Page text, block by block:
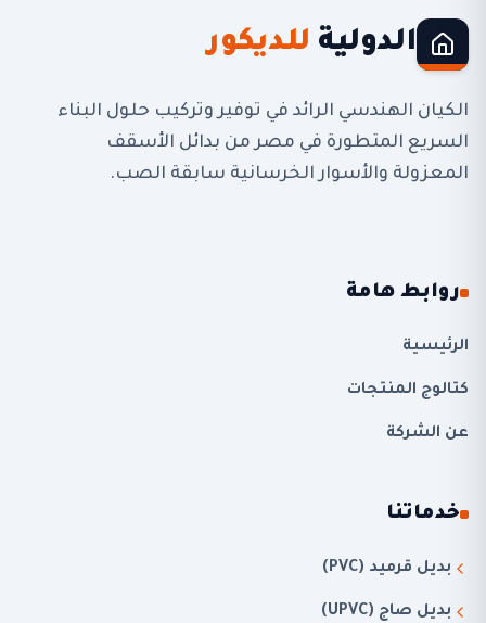
الدولية للديكور
الكيان الهندسي الرائد في توفير وتركيب حلول البناء
السريع المتطورة في مصر من بدائل الأسقف
المعزولة والأسوار الخرسانية سابقة الصب.
روابط هامة
الرئيسية
كتالوج المنتجات
عن الشركة
خدماتنا
بديل قرميد (PVC)
بديل صاج (UPVC)